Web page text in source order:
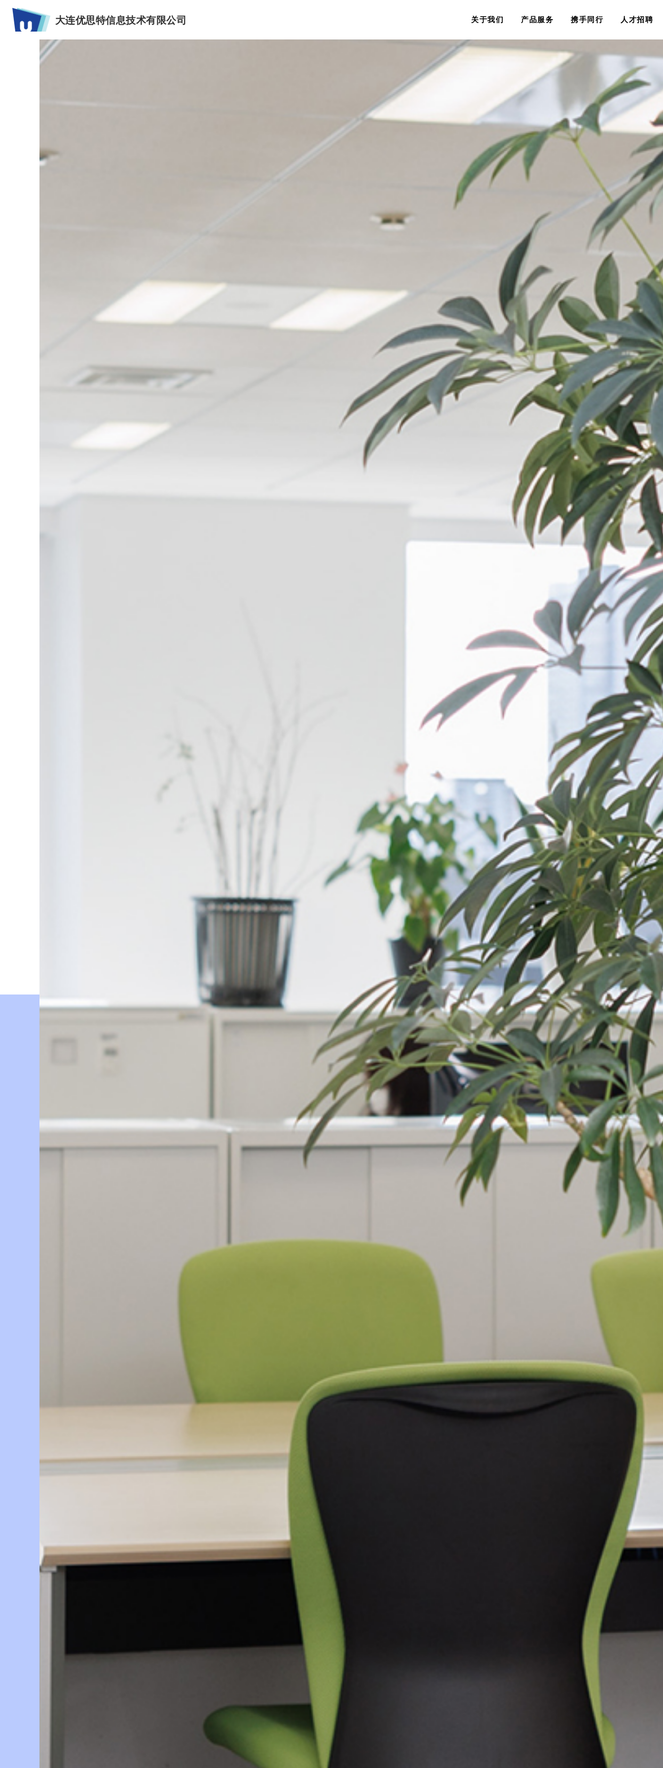
大连优思特信息技术有限公司 关于我们 产品服务 携手同行 人才招聘